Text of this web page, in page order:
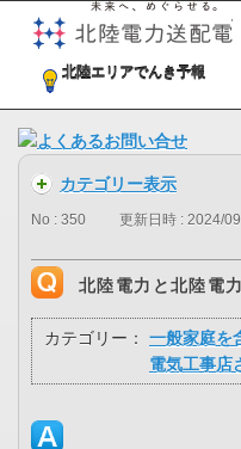
北陸エリアでんき予報
カテゴリー表示
No : 350 更新日時 : 2024/
北陸電力と北陸電
カテゴリー：
一般家庭を
電気工事店